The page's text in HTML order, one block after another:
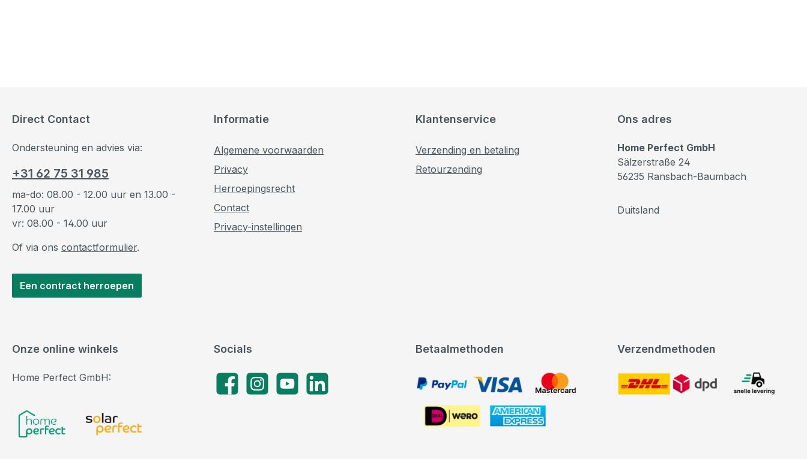
Direct Contact
Ondersteuning en advies via:
+31 62 75 31 985
ma-do: 08.00 - 12.00 uur en 13.00 -
17.00 uur
vr: 08.00 - 14.00 uur
Of via ons contactformulier.
Een contract herroepen
Informatie
Algemene voorwaarden
Privacy
Herroepingsrecht
Contact
Privacy-instellingen
Klantenservice
Verzending en betaling
Retourzending
Betaalmethoden
PayPal, VISA, Mastercard
Verzendmethoden
Ons adres
Home Perfect GmbH
Sälzerstraße 24
56235 Ransbach-Baumbach
Duitsland
Socials
FacebookInstagramYouTubeLinkedIn
Onze online winkels
Home Perfect GmbH: